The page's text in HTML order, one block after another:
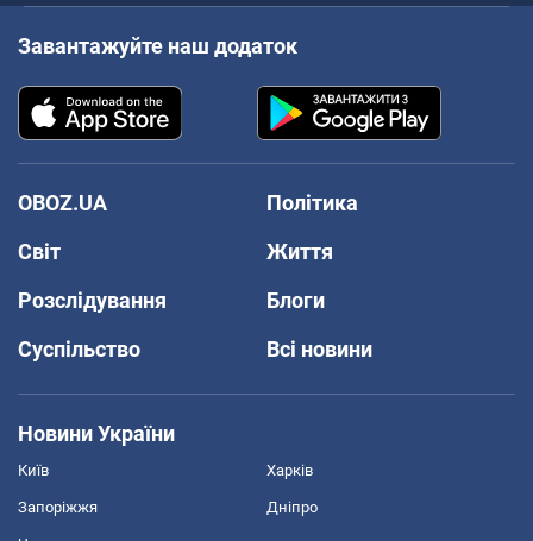
Завантажуйте наш додаток
OBOZ.UA
Політика
Світ
Життя
Розслідування
Блоги
Суспільство
Всі новини
Новини України
Київ Харків
Запоріжжя Дніпро